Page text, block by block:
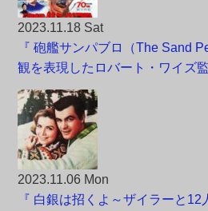
2023.11.18 Sat
『 砲艦サンパブロ（The Sand
観を表現したロバート・ワイズ
2023.11.06 Mon
『 白銀は招くよ～ザイラーと